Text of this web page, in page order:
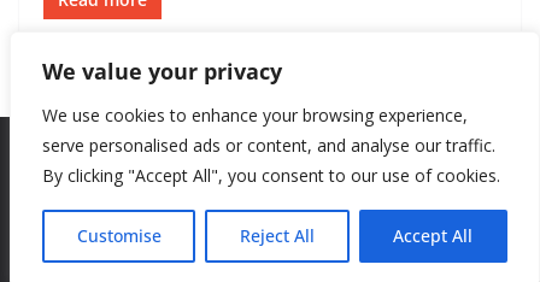
We value your privacy
We use cookies to enhance your browsing experience,
serve personalised ads or content, and analyse our traffic.
By clicking "Accept All", you consent to our use of cookies.
Customise Reject All Accept All
Theme:ColorMag by ThemeGrill. Powered byWordPress